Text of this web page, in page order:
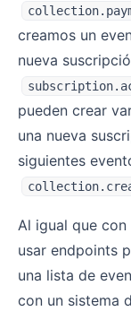
creamos un
nueva
pueden crear
una nueva
siguientes
Al igual que
usar endpoints
una lista de
con un sistema